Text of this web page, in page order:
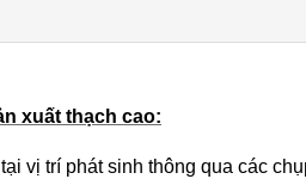
xuất thạch cao:
vị trí phát sinh thông qua các